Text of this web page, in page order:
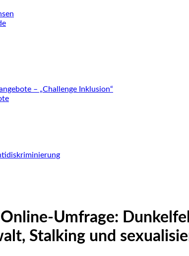
– „Challenge Inklusion“
Online-Umfrage:
Stalking und